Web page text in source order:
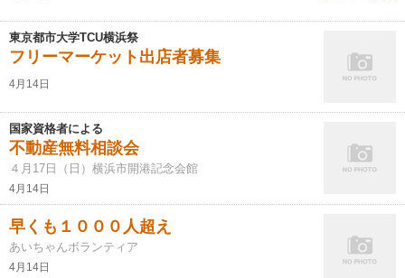
東京都市大学TCU横浜祭
フリーマーケット出店者募集
4月14日
国家資格者による
不動産無料相談会
４月17日（日）横浜市開港記念会館
4月14日
早くも１０００人超え
あいちゃんボランティア
4月14日